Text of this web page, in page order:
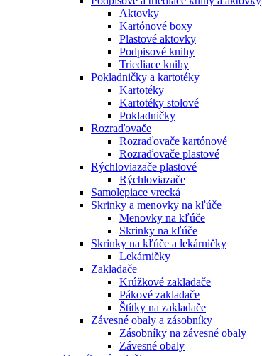
Aktovky
Kartónové boxy
Plastové aktovky
Podpisové knihy
Triediace knihy
Pokladničky a kartotéky
Kartotéky
Kartotéky stolové
Pokladničky
Rozraďovače
Rozraďovače kartónové
Rozraďovače plastové
Rýchloviazače plastové
Rýchloviazače
Samolepiace vrecká
Skrinky a menovky na kľúče
Menovky na kľúče
Skrinky na kľúče
Skrinky na kľúče a lekárničky
Lekárničky
Zakladače
Krúžkové zakladače
Pákové zakladače
Štítky na zakladače
Závesné obaly a zásobníky
Zásobníky na závesné obaly
Závesné obaly